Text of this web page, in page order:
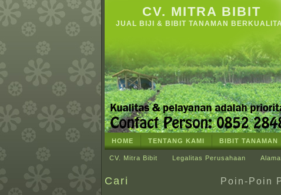
CV. MITRA BIBIT
JUAL BIJI & BIBIT TANAMAN
HOME TENTANG KAMI BIBIT TANAMAN
CV. Mitra Bibit Legalitas Perusahaan
Cari Poin-Poin